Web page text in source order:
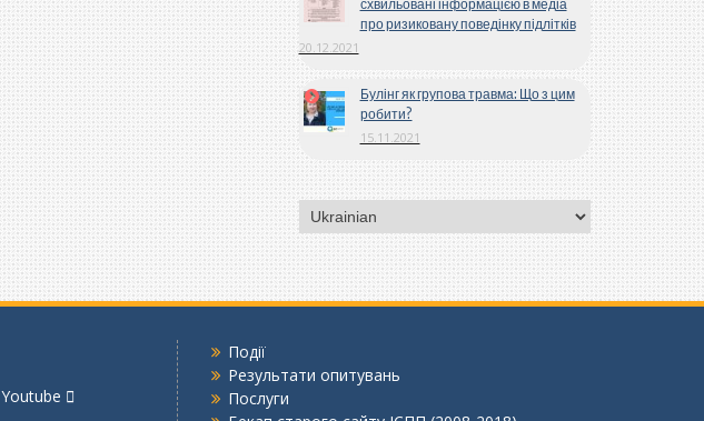
схвильовані інформацією в медіа
про ризиковану поведінку підлітків
20.12.2021
Булінг як групова травма: Що з цим
робити?
15.11.2021
Вибрати
мову
Youtube
Події
Результати опитувань
Послуги